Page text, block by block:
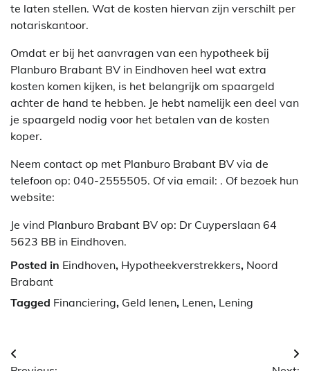
te laten stellen. Wat de kosten hiervan zijn verschilt per
notariskantoor.
Omdat er bij het aanvragen van een hypotheek bij
Planburo Brabant BV in Eindhoven heel wat extra
kosten komen kijken, is het belangrijk om spaargeld
achter de hand te hebben. Je hebt namelijk een deel van
je spaargeld nodig voor het betalen van de kosten
koper.
Neem contact op met Planburo Brabant BV via de
telefoon op: 040-2555505. Of via email: . Of bezoek hun
website:
Je vind Planburo Brabant BV op: Dr Cuyperslaan 64
5623 BB in Eindhoven.
Posted in Eindhoven, Hypotheekverstrekkers, Noord
Brabant
Tagged Financiering, Geld lenen, Lenen, Lening
Berichtnavigatie